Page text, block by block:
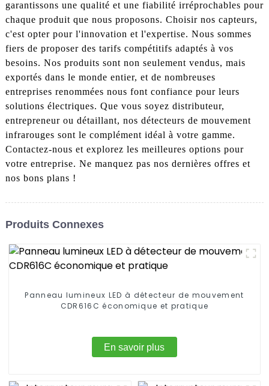
garantissons une qualité et une fiabilité irréprochables pour
chaque produit que nous proposons. Choisir nos capteurs,
c'est opter pour l'innovation et l'expertise. Nous sommes
fiers de proposer des tarifs compétitifs adaptés à vos
besoins. Nos produits sont non seulement vendus, mais
exportés dans le monde entier, et de nombreuses
entreprises renommées nous font confiance pour leurs
solutions électriques. Que vous soyez distributeur,
entrepreneur ou détaillant, nos détecteurs de mouvement
infrarouges sont le complément idéal à votre gamme.
Contactez-nous et explorez les meilleures options pour
votre entreprise. Ne manquez pas nos dernières offres et
nos bons plans !
Produits Connexes
Panneau lumineux LED à détecteur de mouvement
CDR616C économique et pratique
En savoir plus